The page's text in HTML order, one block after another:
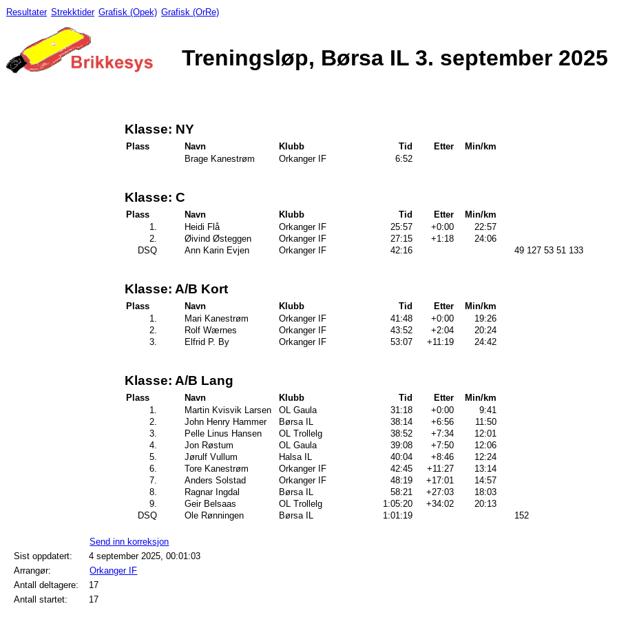
Resultater Strekktider Grafisk (Opek) Grafisk (OrRe)
Treningsløp, Børsa IL 3. september 2025
Klasse: NY
Plass Navn Klubb Tid Etter
Min/km
Brage Kanestrøm
Orkanger IF 6:52
Klasse: C
Plass Navn Klubb Tid Etter
Min/km
1.
Heidi Flå Orkanger IF 25:57 +0:00
22:57
2.
Øivind Østeggen Orkanger IF 27:15 +1:18
24:06
DSQ
Ann Karin Evjen Orkanger IF 42:16 49 127 53 51 133
Klasse: A/B Kort
Plass Navn Klubb Tid Etter
Min/km
1.
Mari Kanestrøm Orkanger IF 41:48 +0:00
19:26
2.
Rolf Wærnes Orkanger IF 43:52 +2:04
20:24
3.
Elfrid P. By Orkanger IF 53:07 +11:19 24:42
Klasse: A/B Lang
Plass Navn Klubb Tid Etter
Min/km
1.
Martin Kvisvik Larsen OL Gaula 31:18 +0:00
9:41
2.
John Henry Hammer Børsa IL 38:14 +6:56
11:50
3.
Pelle Linus Hansen OL Trollelg 38:52 +7:34
12:01
4.
Jon Røstum OL Gaula 39:08 +7:50
12:06
5.
Jørulf Vullum Halsa IL 40:04 +8:46
12:24
6.
Tore Kanestrøm Orkanger IF 42:45 +11:27
13:14
7.
Anders Solstad Orkanger IF 48:19 +17:01
14:57
8.
Ragnar Ingdal Børsa IL 58:21 +27:03
18:03
9.
Geir Belsaas OL Trollelg 1:05:20 +34:02
20:13
DSQ
Ole Rønningen Børsa IL 1:01:19 152
Send inn korreksjon
Sist oppdatert:
4 september 2025, 00:01:03
Arrangør:
Orkanger IF
Antall deltagere:
17
Antall startet:
17